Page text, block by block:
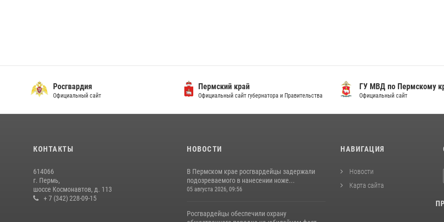
Росгвардия
Официальный сайт
Пермский край
Официальный сайт губернатора и Правительства
ГУ МВД по Пермскому
Официальный сайт
КОНТАКТЫ
614066
г. Пермь,
шоссе Космонавтов, д. 113
+ 7 (342) 228-09-15
НОВОСТИ
В Пермском крае росгвардейцы задержали
подозреваемого в нанесении ноже...
05 августа 2026, 09:56
Росгвардейцы обеспечили охрану
НАВИГАЦИЯ
Новости
Карта сайта